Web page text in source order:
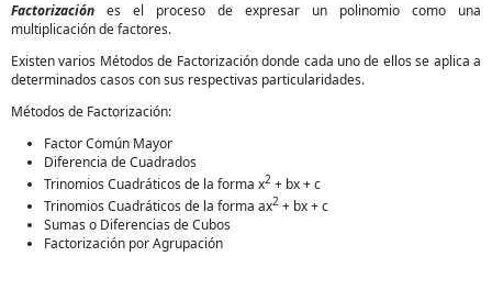
Factorización es el proceso de expresar un polinomio como una
multiplicación de factores.
Existen varios Métodos de Factorización donde cada uno de ellos se aplica a
determinados casos con sus respectivas particularidades.
Métodos de Factorización:
Factor Común Mayor
Diferencia de Cuadrados
Trinomios Cuadráticos de la forma x2 + bx + c
Trinomios Cuadráticos de la forma ax2 + bx + c
Sumas o Diferencias de Cubos
Factorización por Agrupación